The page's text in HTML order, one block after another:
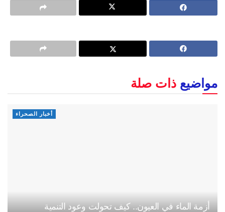
مواضيع ذات صلة
أخبار الصحراء
أزمة الماء في العيون.. كيف تحولت وعود التنمية